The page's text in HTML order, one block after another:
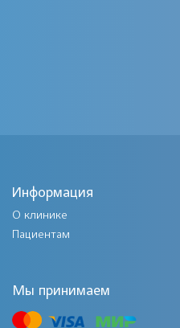
использовать
горла:
Информация
О клинике
Пациентам
Мы принимаем